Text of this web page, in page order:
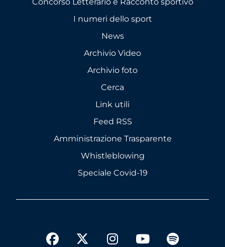
I numeri dello sport
News
Archivio Video
Archivio foto
Cerca
Link utili
Feed RSS
Amministrazione Trasparente
Whistleblowing
Speciale Covid-19
facebookinstagram
youtubespotify